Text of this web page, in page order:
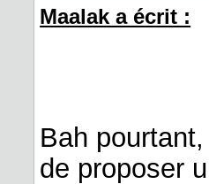
Maalak a écrit :
Bah
de proposer